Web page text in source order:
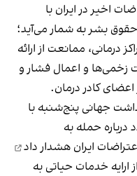
اخیر در ایران با
بشر به شمار می‌آید؛
درمانی، ممانعت از ارائه
زخمی‌ها و اعمال فشار و
اعضای کادر درمان.
جهانی پنج‌شنبه با
درباره حمله به
ایران هشدار داد
ارایه خدمات حیاتی به